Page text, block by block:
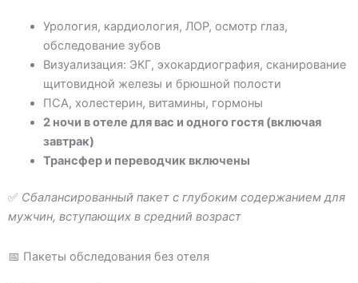
Урология, кардиология, ЛОР, осмотр глаз,
обследование зубов
Визуализация: ЭКГ, эхокардиография, сканирование
щитовидной железы и брюшной полости
ПСА, холестерин, витамины, гормоны
2 ночи в отеле для вас и одного гостя (включая
завтрак)
Трансфер и переводчик включены
✅ Сбалансированный пакет с глубоким содержанием для
мужчин, вступающих в средний возраст
📅 Пакеты обследования без отеля